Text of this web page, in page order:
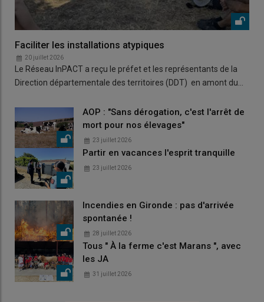
Faciliter les installations atypiques
20 juillet 2026
Le Réseau InPACT a reçu le préfet et les représentants de la
Direction départementale des territoires (DDT) en amont du…
AOP : "Sans dérogation, c'est l'arrêt de
mort pour nos élevages"
23 juillet 2026
Partir en vacances l'esprit tranquille
23 juillet 2026
Incendies en Gironde : pas d'arrivée
spontanée !
28 juillet 2026
Tous " À la ferme c'est Marans ", avec
les JA
31 juillet 2026